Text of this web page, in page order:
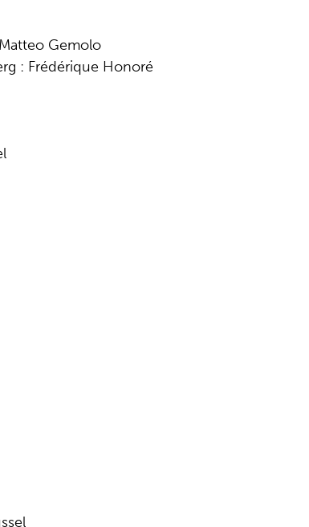
Gemolo
: Frédérique Honoré